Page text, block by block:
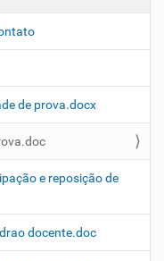
de prova.docx
e reposição de
docente.doc